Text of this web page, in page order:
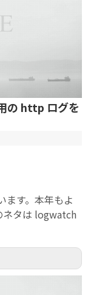
の http ログを
ます。本年もよ
ネタは logwatch